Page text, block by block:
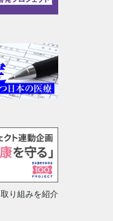
り組みを紹介